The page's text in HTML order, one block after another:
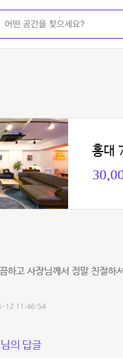
홍대
하고 사장님께서 정말 친절하
12 11:46:54
의 답글